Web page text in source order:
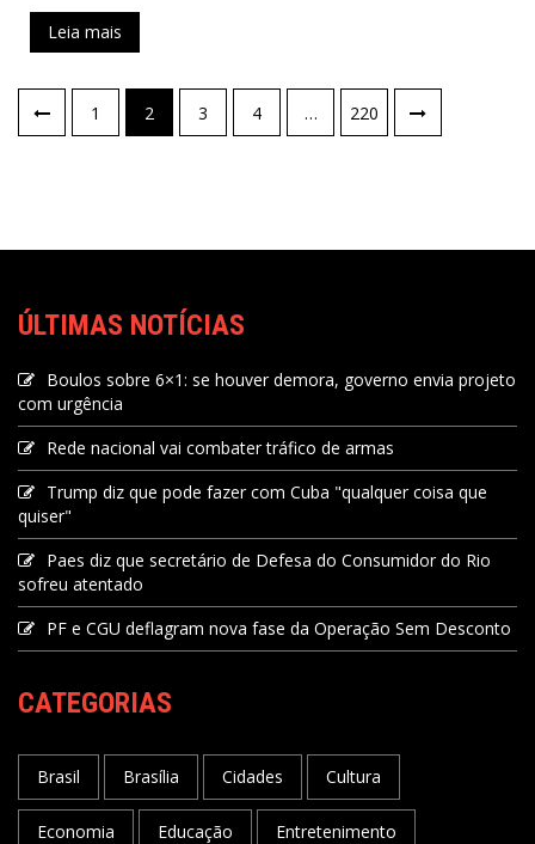
Leia mais
1 2 3 4 … 220
ÚLTIMAS NOTÍCIAS
Boulos sobre 6×1: se houver demora, governo envia projeto
com urgência
Rede nacional vai combater tráfico de armas
Trump diz que pode fazer com Cuba "qualquer coisa que
quiser"
Paes diz que secretário de Defesa do Consumidor do Rio
sofreu atentado
PF e CGU deflagram nova fase da Operação Sem Desconto
CATEGORIAS
Brasil Brasília Cidades Cultura
Economia Educação Entretenimento